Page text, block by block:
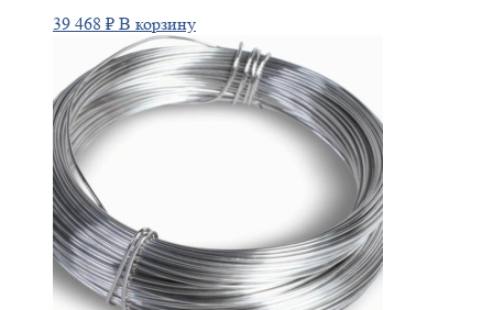
39 468 ₽ В корзину